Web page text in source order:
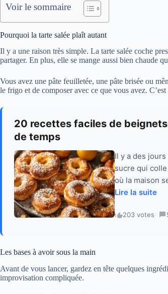
Voir le sommaire
Pourquoi la tarte salée plaît autant
Il y a une raison très simple. La tarte salée coche
partager. En plus, elle se mange aussi bien chaude
Vous avez une pâte feuilletée, une pâte brisée ou
le frigo et de composer avec ce que vous avez.
20 recettes faciles de
de temps
Il y a des
sucre qui
où la maison
Lire la suite
203 votes ·
Les bases à avoir sous la main
Avant de vous lancer, gardez en tête quelques
improvisation compliquée.